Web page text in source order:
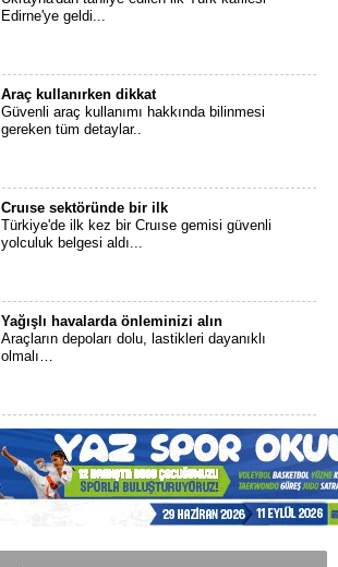
Edirne'ye geldi...
Araç kullanırken dikkat
Güvenli araç kullanımı hakkında bilinmesi
gereken tüm detaylar..
Cruıse sektöründe bir ilk
Türkiye'de ilk kez bir Cruıse gemisi güvenli
yolculuk belgesi aldı...
Yağışlı havalarda önleminizi alın
Araçların depoları dolu, lastikleri dayanıklı
olmalı…